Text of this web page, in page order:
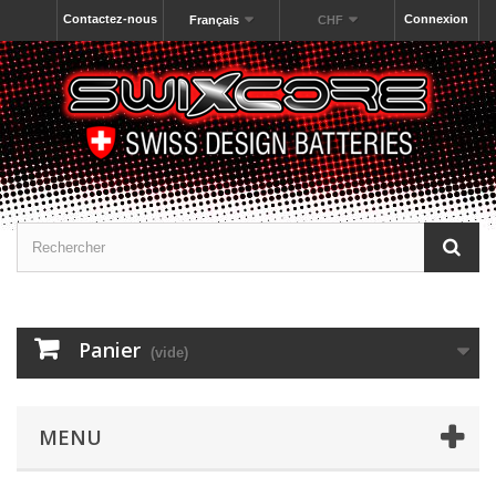
Connexion
CHF
Français
Contactez-nous
Panier (vide)
MENU